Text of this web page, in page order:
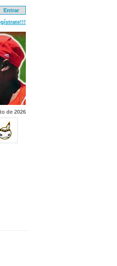
de 2026